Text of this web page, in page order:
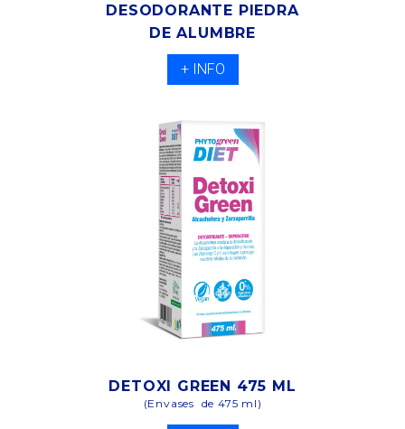
DESODORANTE PIEDRA
DE ALUMBRE
+ INFO
DETOXI GREEN 475 ML
(Envases de 475 ml)